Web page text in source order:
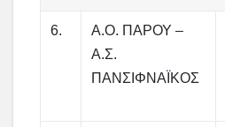
6.
Α.Ο. ΠΑΡΟΥ –
Α.Σ.
ΠΑΝΣΙΦΝΑΪΚΟΣ